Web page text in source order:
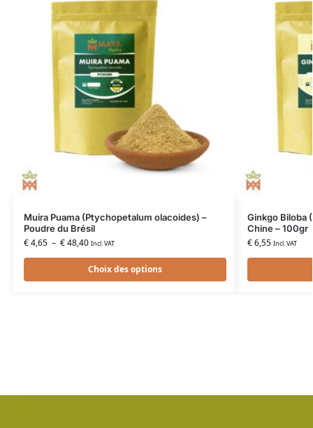
Muira Puama (Ptychopetalum olacoides) –
Poudre du Brésil
€4,65 – €48,40 Incl. VAT
Choix des options
Ginkgo Biloba
Chine – 100gr
€6,55 Incl. VAT